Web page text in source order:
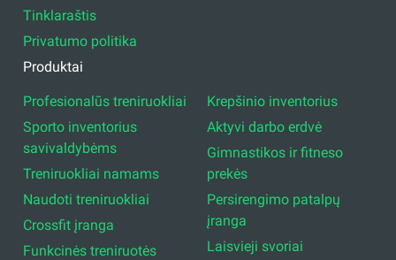
Tinklaraštis
Privatumo politika
Produktai
Profesionalūs treniruokliai
Sporto inventorius
savivaldybėms
Treniruokliai namams
Naudoti treniruokliai
Crossfit įranga
Funkcinės treniruotės
Krepšinio inventorius
Aktyvi darbo erdvė
Gimnastikos ir fitneso
prekės
Persirengimo patalpų
įranga
Laisvieji svoriai